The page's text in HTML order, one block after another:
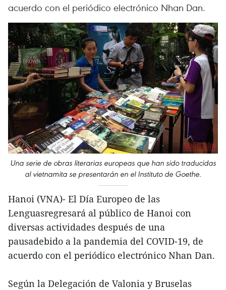
acuerdo con el periódico electrónico Nhan Dan.
Una serie de obras literarias europeas que han sido traducidas
al vietnamita se presentarán en el Instituto de Goethe.
Hanoi (VNA)- El Día Europeo de las
Lenguasregresará al público de Hanoi con
diversas actividades después de una
pausadebido a la pandemia del COVID-19, de
acuerdo con el periódico electrónico Nhan Dan.
Según la Delegación de Valonia y Bruselas